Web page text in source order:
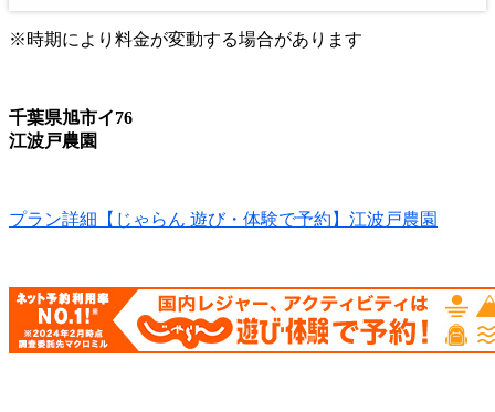
※時期により料金が変動する場合があります
千葉県旭市イ76
江波戸農園
プラン詳細【じゃらん 遊び・体験で予約】江波戸農園